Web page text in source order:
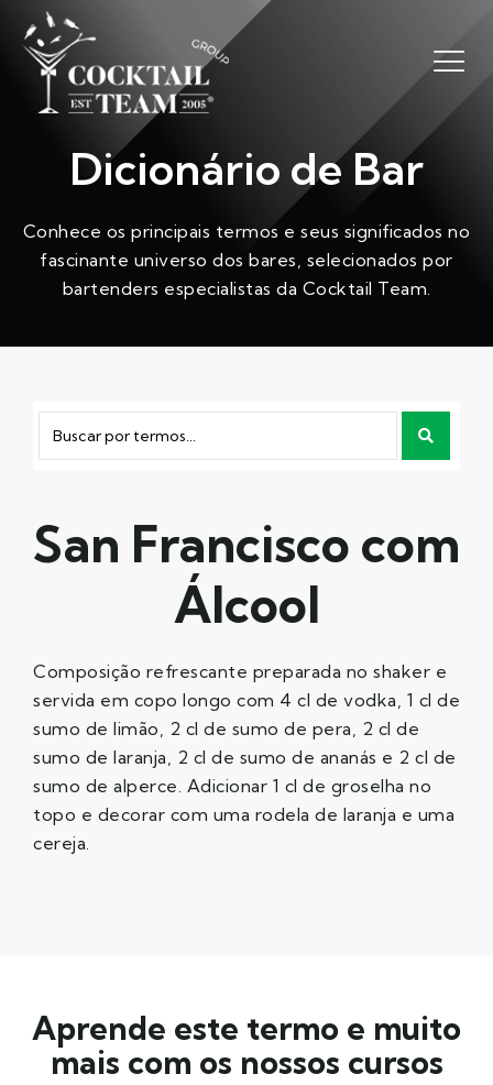
Dicionário de Bar
Conhece os principais termos e seus significados no
fascinante universo dos bares, selecionados por
bartenders especialistas da Cocktail Team.
San Francisco com
Álcool
Composição refrescante preparada no shaker e
servida em copo longo com 4 cl de vodka, 1 cl de
sumo de limão, 2 cl de sumo de pera, 2 cl de
sumo de laranja, 2 cl de sumo de ananás e 2 cl de
sumo de alperce. Adicionar 1 cl de groselha no
topo e decorar com uma rodela de laranja e uma
cereja.
Aprende este termo e muito
mais com os nossos cursos